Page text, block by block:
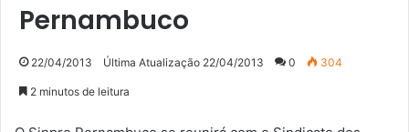
Pernambuco
22/04/2013 Última Atualização 22/04/2013 0 304
2 minutos de leitura